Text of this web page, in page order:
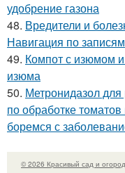
удобрение газона
48. Вредители и
Навигация по записям
49. Компот с изюмом
изюма
50. Метронидазол для
по обработке
боремся с
© 2026 Красивый сад и огород